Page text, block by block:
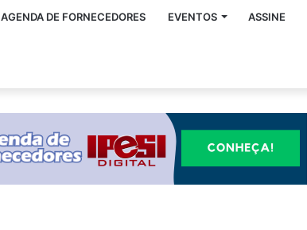
AGENDA DE FORNECEDORES EVENTOS ASSINE